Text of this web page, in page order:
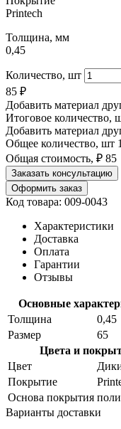
Printech
Толщина, мм
0,45
Количество, шт
85 ₽
Добавить материал
Итоговое количество,
Добавить материал
Общее количество, шт 1
Общая стоимость, ₽ 85
Заказать консультацию
Оформить заказ
Код товара: 009-0043
Характеристики
Доставка
Оплата
Гарантии
Отзывы
Основные
Толщина
0,45
Размер
65
Цвета и
Цвет
Покрытие
Основа покрытия
Варианты доставки